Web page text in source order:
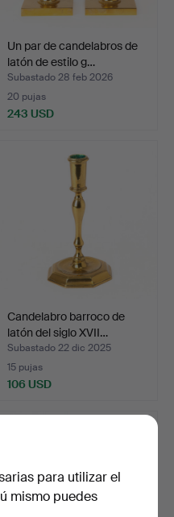
Un par de candelabros de
latón de estilo g…
Subastado 28 feb 2026
20 pujas
243 USD
Candelabro barroco de
latón del siglo XVII…
Subastado 22 dic 2025
15 pujas
106 USD
para utilizar el
mismo puedes